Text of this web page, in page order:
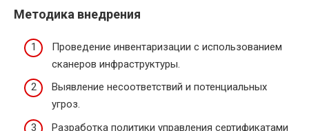
Методика внедрения
Проведение инвентаризации с использованием
сканеров инфраструктуры.
Выявление несоответствий и потенциальных
угроз.
Разработка политики управления сертификатами